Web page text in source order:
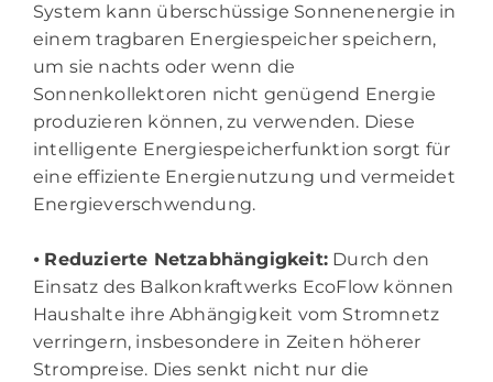
System kann überschüssige Sonnenenergie in
einem tragbaren Energiespeicher speichern,
um sie nachts oder wenn die
Sonnenkollektoren nicht genügend Energie
produzieren können, zu verwenden. Diese
intelligente Energiespeicherfunktion sorgt für
eine effiziente Energienutzung und vermeidet
Energieverschwendung.
⦁ Reduzierte Netzabhängigkeit: Durch den
Einsatz des Balkonkraftwerks EcoFlow können
Haushalte ihre Abhängigkeit vom Stromnetz
verringern, insbesondere in Zeiten höherer
Strompreise. Dies senkt nicht nur die